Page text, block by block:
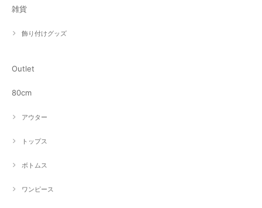
雑貨
飾り付けグッズ
Outlet
80cm
アウター
トップス
ボトムス
ワンピース